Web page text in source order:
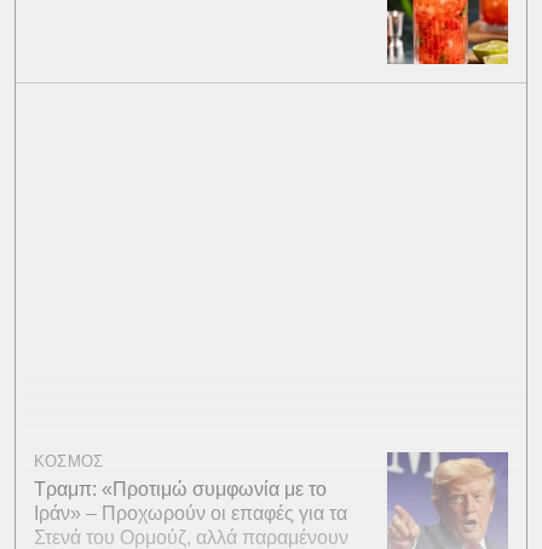
ΚΟΣΜΟΣ
Τραμπ: «Προτιμώ συμφωνία με το
Ιράν» – Προχωρούν οι επαφές για τα
Στενά του Ορμούζ, αλλά παραμένουν